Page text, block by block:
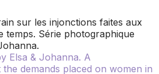
sur les injonctions faites aux
temps. Série photographique
Elsa & Johanna. A
demands placed on women in